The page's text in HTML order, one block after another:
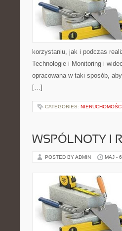
korzystaniu, jak i podczas
Technologie i Monitoring i
opracowana w taki sposób,
[…]
CATEGORIES: NIERUCHOMOŚCI
WSPÓLNOTY I
POSTED BY ADMIN MAJ -